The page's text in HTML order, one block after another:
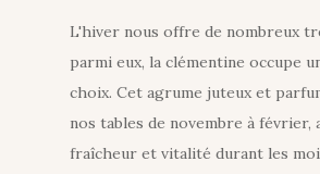
L'hiver nous offre de nombreux
parmi eux, la clémentine occupe
choix. Cet agrume juteux et
nos tables de novembre à février,
fraîcheur et vitalité durant les